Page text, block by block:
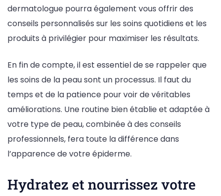
dermatologue pourra également vous offrir des
conseils personnalisés sur les soins quotidiens et les
produits à privilégier pour maximiser les résultats.
En fin de compte, il est essentiel de se rappeler que
les soins de la peau sont un processus. Il faut du
temps et de la patience pour voir de véritables
améliorations. Une routine bien établie et adaptée à
votre type de peau, combinée à des conseils
professionnels, fera toute la différence dans
l’apparence de votre épiderme.
Hydratez et nourrissez votre